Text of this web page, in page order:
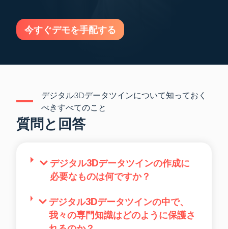
今すぐデモを手配する
デジタル3Dデータツインについて知っておく
べきすべてのこと
質問と回答
デジタル3Dデータツインの作成に
必要なものは何ですか？
デジタル3Dデータツインの中で、
我々の専門知識はどのように保護さ